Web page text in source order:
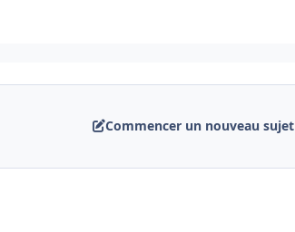
Commencer un nouveau sujet